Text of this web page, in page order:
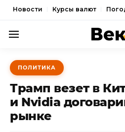
Новости Курсы валют
ПОЛИТИКА
ЭКОНОМИКА
ОБЩЕСТВО
СПОРТ
ПОЛИТИКА
Трамп везет в
и Nvidia
рынке